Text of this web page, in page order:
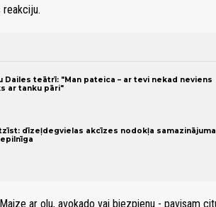
Dailes teātrī: "Man pateica – ar tevi nekad neviens
ar tanku pāri"
dīzeļdegvielas akcīzes nodokļa samazinājuma
ar olu, avokado vai biezpienu - pavisam